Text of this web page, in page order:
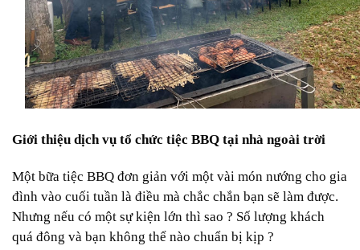
Giới thiệu dịch vụ tổ chức tiệc BBQ tại nhà ngoài trời
Một bữa tiệc BBQ đơn giản với một vài món nướng cho gia
đình vào cuối tuần là điều mà chắc chắn bạn sẽ làm được.
Nhưng nếu có một sự kiện lớn thì sao ? Số lượng khách
quá đông và bạn không thể nào chuẩn bị kịp ?